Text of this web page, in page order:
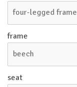
four-legged frame
frame
beech
seat